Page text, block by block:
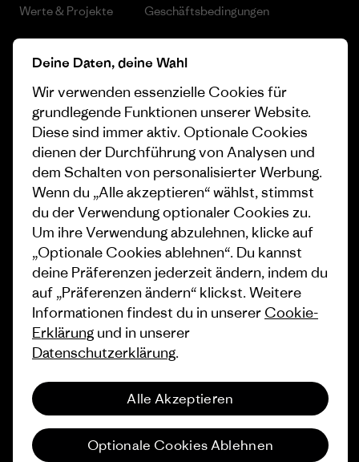
Werte & Projekte
Progress Report
Klimaziele
1% For The Planet
Wie wir finanzieren
Geschenkgutscheine
Stores in deiner Nähe
Geschäftsbedingungen
Cookie Einstellungen
Pressekontakt
Industry program
Affiliate-Programm
Patagonia Österreich
Seitenverzeichnis
© 2026 Patagonia, Inc. All Rights Reserved.
Deutsch
Deine Daten, deine Wahl
Wir verwenden essenzielle Cookies für
grundlegende Funktionen unserer Website.
Diese sind immer aktiv. Optionale Cookies
dienen der Durchführung von Analysen und
dem Schalten von personalisierter Werbung.
Wenn du „Alle akzeptieren“ wählst, stimmst
du der Verwendung optionaler Cookies zu.
Um ihre Verwendung abzulehnen, klicke auf
„Optionale Cookies ablehnen“. Du kannst
deine Präferenzen jederzeit ändern, indem du
auf „Präferenzen ändern“ klickst. Weitere
Informationen findest du in unserer Cookie-
Erklärung und in unserer
Datenschutzerklärung.
Alle Akzeptieren
Optionale Cookies Ablehnen